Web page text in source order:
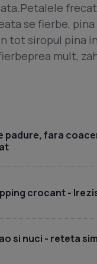
se fierbe, pina
tot siropul pina
mult,
padure, fara
crocant -
si nuci - reteta